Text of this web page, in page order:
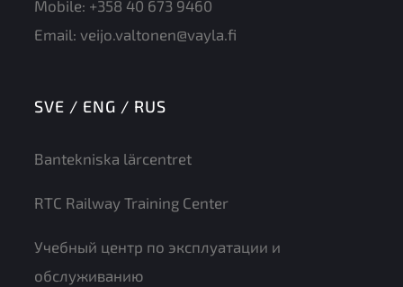
Mobile: +358 40 673 9460
Email: veijo.valtonen@vayla.fi
SVE / ENG / RUS
Bantekniska lärcentret
RTC Railway Training Center
Учебный центр по эксплуатации и
обслуживанию